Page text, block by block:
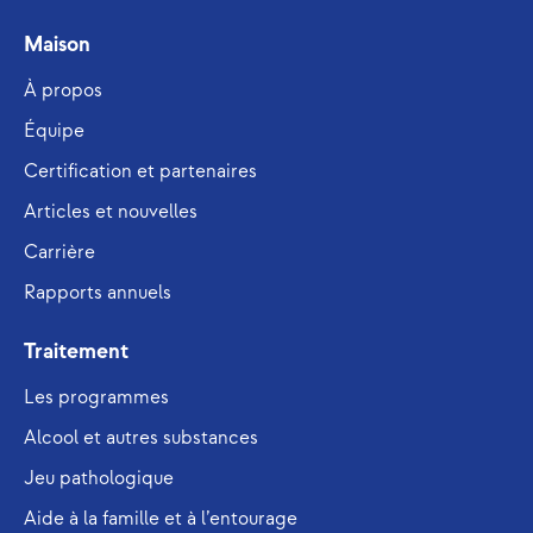
Maison
À propos
Équipe
Certification et partenaires
Articles et nouvelles
Carrière
Rapports annuels
Traitement
Les programmes
Alcool et autres substances
Jeu pathologique
Aide à la famille et à l’entourage